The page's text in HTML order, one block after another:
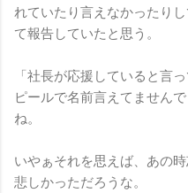
れていたり言えなかったり
て報告していたと思う。
「社長が応援していると言
ピールで名前言えてません
ね。
いやぁそれを思えば、あの
悲しかっただろうな。